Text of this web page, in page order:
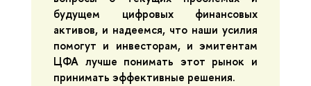
будущем цифровых финансовых
активов, и надеемся, что наши усилия
помогут и инвесторам, и эмитентам
ЦФА лучше понимать этот рынок и
принимать эффективные решения.